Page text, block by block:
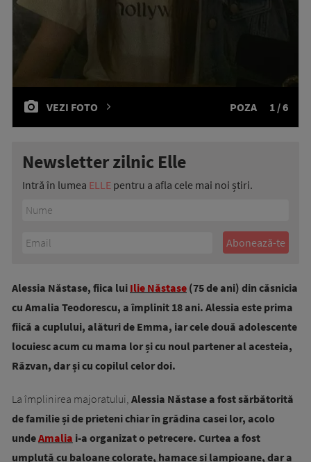
VEZI FOTO POZA 1 / 6
Newsletter zilnic Elle
Intră în lumea ELLE pentru a afla cele mai noi știri.
Alessia Năstase, fiica lui Ilie Năstase (75 de ani) din căsnicia
cu Amalia Teodorescu, a împlinit 18 ani. Alessia este prima
fiică a cuplului, alături de Emma, iar cele două adolescente
locuiesc acum cu mama lor și cu noul partener al acesteia,
Răzvan, dar și cu copilul celor doi.
La împlinirea majoratului, Alessia Năstase a fost sărbătorită
de familie și de prieteni chiar în grădina casei lor, acolo
undeAmalia i-a organizat o petrecere. Curtea a fost
umplută cu baloane colorate, hamace și lampioane, dar a